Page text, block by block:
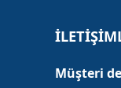
Müşteri